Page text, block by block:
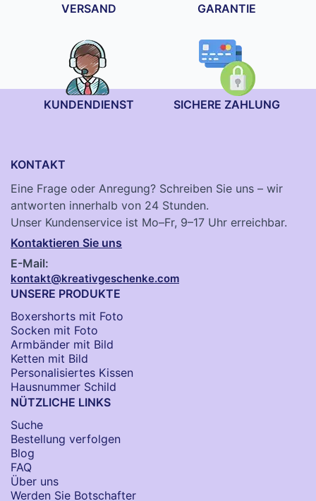
VERSAND
GARANTIE
KUNDENDIENST SICHERE ZAHLUNG
KONTAKT
Eine Frage oder Anregung? Schreiben Sie uns – wir
antworten innerhalb von 24 Stunden.
Unser Kundenservice ist Mo–Fr, 9–17 Uhr erreichbar.
Kontaktieren Sie uns
E-Mail:
kontakt@kreativgeschenke.com
UNSERE PRODUKTE
Boxershorts mit Foto
Socken​ mit Foto
Armbänder mit Bild​
Ketten mit Bild
Personalisiertes Kissen
Hausnummer Schild
NÜTZLICHE LINKS
Suche
Bestellung verfolgen
Blog
FAQ
Über uns
Werden Sie Botschafter